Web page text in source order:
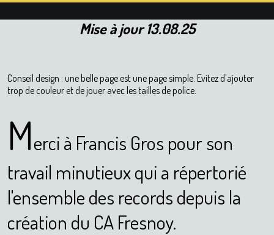
Mise à jour 13.08.25
Conseil design : une belle page est une page simple. Evitez d'ajouter
trop de couleur et de jouer avec les tailles de police.
Merci à Francis Gros pour son
travail minutieux qui a répertorié
l'ensemble des records depuis la
création du CA Fresnoy.